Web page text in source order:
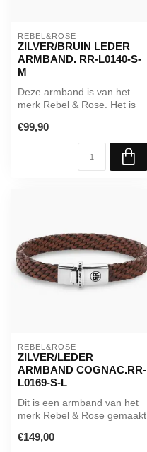
REBEL&ROSE
ZILVER/BRUIN LEDER
ARMBAND. RR-L0140-S-
M
Deze armband is van het
merk Rebel & Rose. Het is
armband i...
€99,90
REBEL&ROSE
ZILVER/LEDER
ARMBAND COGNAC.RR-
L0169-S-L
Dit is een armband van het
merk Rebel & Rose gemaakt
€149,00